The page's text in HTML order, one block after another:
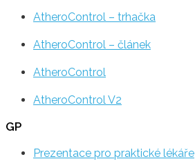
AtheroControl – trhačka
AtheroControl – článek
AtheroControl
AtheroControl V2
GP
Prezentace pro praktické lékáře